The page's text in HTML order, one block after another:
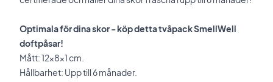
Optimala för dina skor - köp detta tvåpack SmellWell
doftpåsar!
Mått: 12x8x1 cm.
Hållbarhet: Upp till 6 månader.